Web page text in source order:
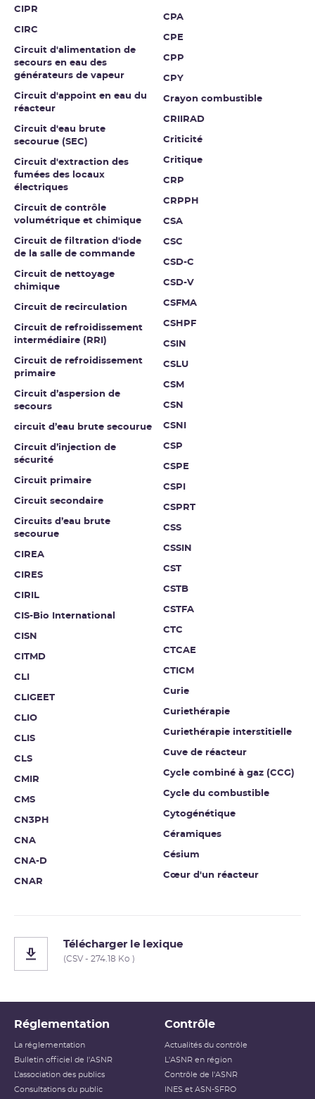
CIPR
CIRC
Circuit d'alimentation de
secours en eau des
générateurs de vapeur
Circuit d'appoint en eau du
réacteur
Circuit d'eau brute
secourue (SEC)
Circuit d'extraction des
fumées des locaux
électriques
Circuit de contrôle
volumétrique et chimique
Circuit de filtration d'iode
de la salle de commande
Circuit de nettoyage
chimique
Circuit de recirculation
Circuit de refroidissement
intermédiaire (RRI)
Circuit de refroidissement
primaire
Circuit d’aspersion de
secours
circuit d’eau brute secourue
Circuit d’injection de
sécurité
Circuit primaire
Circuit secondaire
Circuits d’eau brute
secourue
CIREA
CIRES
CIRIL
CIS-Bio International
CISN
CITMD
CLI
CLIGEET
CLIO
CLIS
CLS
CMIR
CMS
CN3PH
CNA
CNA-D
CNAR
CPA
CPE
CPP
CPY
Crayon combustible
CRIIRAD
Criticité
Critique
CRP
CRPPH
CSA
CSC
CSD-C
CSD-V
CSFMA
CSHPF
CSIN
CSLU
CSM
CSN
CSNI
CSP
CSPE
CSPI
CSPRT
CSS
CSSIN
CST
CSTB
CSTFA
CTC
CTCAE
CTICM
Curie
Curiethérapie
Curiethérapie interstitielle
Cuve de réacteur
Cycle combiné à gaz (CCG)
Cycle du combustible
Cytogénétique
Céramiques
Césium
Cœur d'un réacteur
Télécharger le lexique
(CSV - 274.18 Ko )
Réglementation
La réglementation
Bulletin officiel de l'ASNR
L’association des publics
Consultations du public
Contrôle
Actualités du contrôle
L'ASNR en région
Contrôle de l'ASNR
INES et ASN-SFRO